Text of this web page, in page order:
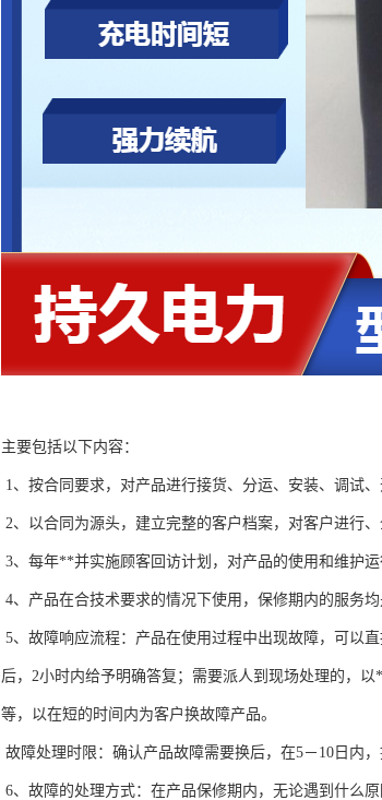
主要包括以下内容：
1、按合同要求，对产品进行接货、分运、安装、调试、
2、以合同为源头，建立完整的客户档案，对客户进行、
3、每年**并实施顾客回访计划，对产品的使用和维护
4、产品在合技术要求的情况下使用，保修期内的服务均
5、故障响应流程：产品在使用过程中出现故障，可以
后，2小时内给予明确答复；需要派人到现场处理的，
等，以在短的时间内为客户换故障产品。
故障处理时限：确认产品故障需要换后，在5－10 日内
6、故障的处理方式：在产品保修期内，无论遇到什么